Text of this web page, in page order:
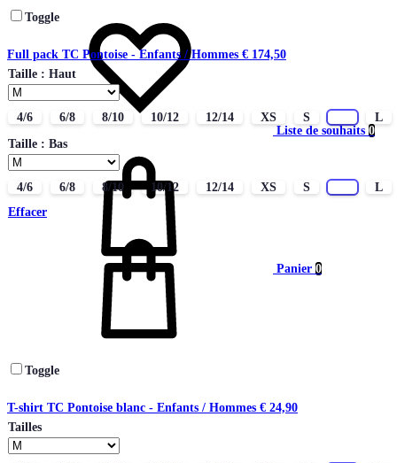
Liste de souhaits 0
Panier 0
Toggle
Full pack TC Pontoise - Enfants / Hommes € 174,50
Taille : Haut
4/6 6/8 8/10 10/12 12/14 XS S
L
Taille : Bas
4/6 6/8 8/10 10/12 12/14 XS S
L
Effacer
Toggle
T-shirt TC Pontoise blanc - Enfants / Hommes € 24,90
Tailles